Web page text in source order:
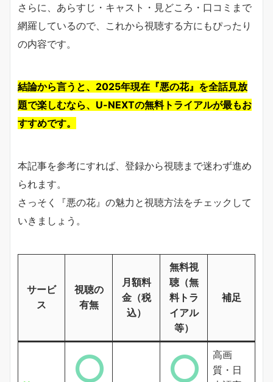
さらに、あらすじ・キャスト・見どころ・口コミまで
網羅しているので、これから視聴する方にもぴったり
の内容です。
結論から言うと、2025年現在『悪の花』を全話見放
題で楽しむなら、U-NEXTの無料トライアルが最もお
すすめです。
本記事を参考にすれば、登録から視聴まで迷わず進め
られます。
さっそく『悪の花』の魅力と視聴方法をチェックして
いきましょう。
サービ
ス
視聴の
有無
月額料
金（税
込）
無料視
聴（無
料トラ
イアル
等）
補足
高画
質・日